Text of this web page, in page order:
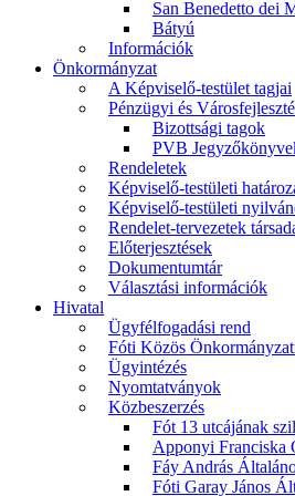
San Benedetto dei
Bátyú
Információk
Önkormányzat
A Képviselő-testület tagjai
Pénzügyi és
Bizottsági tagok
PVB
Rendeletek
Képviselő-testületi
Képviselő-testületi
Rendelet-tervezetek
Előterjesztések
Dokumentumtár
Választási információk
Hivatal
Ügyfélfogadási rend
Fóti Közös
Ügyintézés
Nyomtatványok
Közbeszerzés
Fót 13 utcájának
Apponyi Franciska
Fáy András
Fóti Garay János